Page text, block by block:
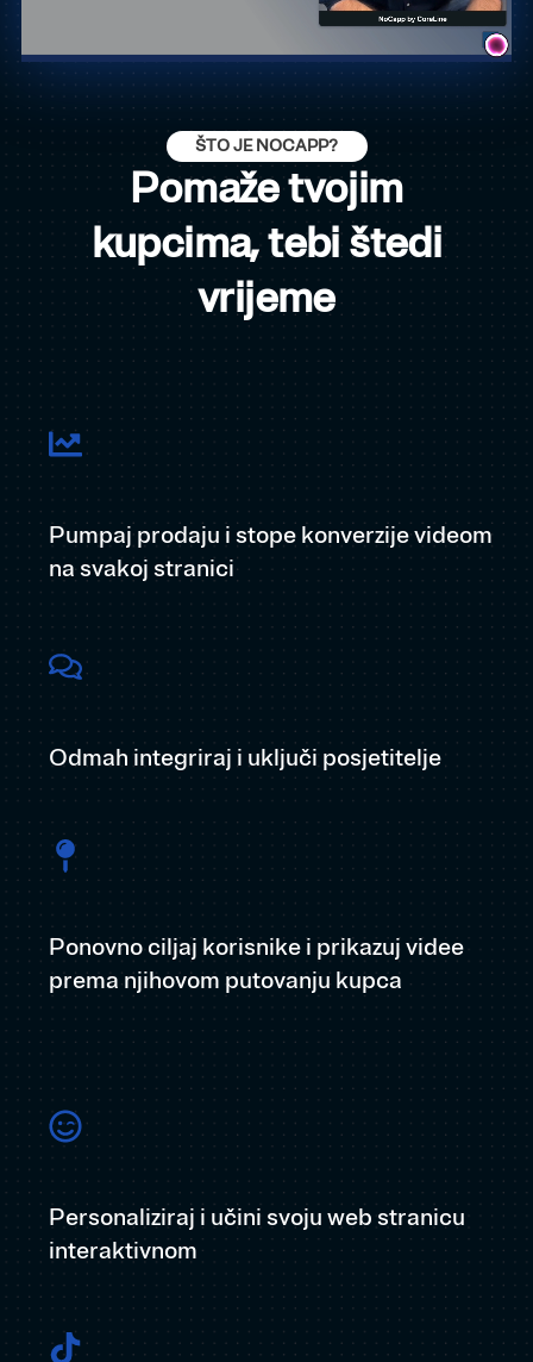
ŠTO JE NOCAPP?
Pomaže tvojim
kupcima, tebi štedi
vrijeme
Pumpaj prodaju i stope konverzije videom
na svakoj stranici
Odmah integriraj i uključi posjetitelje
Ponovno ciljaj korisnike i prikazuj videe
prema njihovom putovanju kupca
Personaliziraj i učini svoju web stranicu
interaktivnom